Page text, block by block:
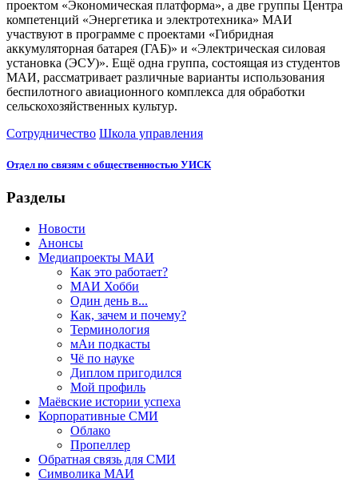
проектом «Экономическая платформа», а две группы Центра
компетенций «Энергетика и электротехника» МАИ
участвуют в программе с проектами «Гибридная
аккумуляторная батарея (ГАБ)» и «Электрическая силовая
установка (ЭСУ)». Ещё одна группа, состоящая из студентов
МАИ, рассматривает различные варианты использования
беспилотного авиационного комплекса для обработки
сельскохозяйственных культур.
Сотрудничество Школа управления
Отдел по связям с общественностью УИСК
Разделы
Новости
Анонсы
Медиапроекты МАИ
Как это работает?
МАИ Хобби
Один день в...
Как, зачем и почему?
Терминология
мАи подкасты
Чё по науке
Диплом пригодился
Мой профиль
Маёвские истории успеха
Корпоративные СМИ
Облако
Пропеллер
Обратная связь для СМИ
Символика МАИ